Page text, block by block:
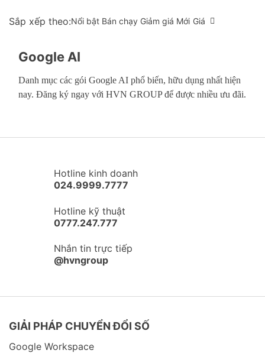
Sắp xếp theo:Nổi bật Bán chạy Giảm giá Mới Giá
Google AI
Danh mục các gói Google AI phổ biến, hữu dụng nhất hiện
nay. Đăng ký ngay với HVN GROUP để được nhiều ưu đãi.
Hotline kinh doanh
024.9999.7777
Hotline kỹ thuật
0777.247.777
Nhắn tin trực tiếp
@hvngroup
GIẢI PHÁP CHUYỂN ĐỔI SỐ
Google Workspace